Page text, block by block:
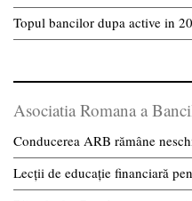
Topul bancilor dupa active in
Asociatia Romana a
Conducerea ARB rămâne
Lecții de educație financiară